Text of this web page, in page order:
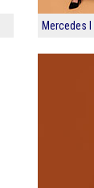
Mercedes I